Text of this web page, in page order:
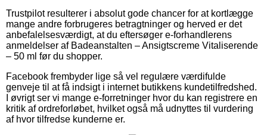
Trustpilot resulterer i absolut gode chancer for at kortlægge
mange andre forbrugeres betragtninger og herved er det
anbefalelsesværdigt, at du eftersøger e-forhandlerens
anmeldelser af Badeanstalten – Ansigtscreme Vitaliserende
– 50 ml før du shopper.
Facebook frembyder lige så vel regulære værdifulde
genveje til at få indsigt i internet butikkens kundetilfredshed.
I øvrigt ser vi mange e-forretninger hvor du kan registrere en
kritik af ordreforløbet, hvilket også må udnyttes til vurdering
af hvor tilfredse kunderne er.